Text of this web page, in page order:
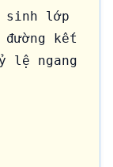
sinh lớp
đường kết
lệ ngang